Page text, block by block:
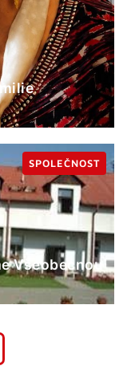
Všeobecnou
SPOLEČNOST